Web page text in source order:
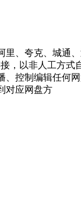
里、夸克、城通
，以非人工方式
、控制编辑任何
对应网盘方